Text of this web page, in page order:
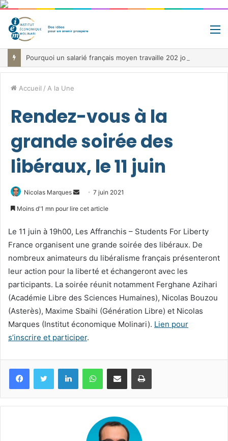
Accueil / A la Une
Rendez-vous à la
grande soirée des
libéraux, le 11 juin
Nicolas Marques
Envoyer7 juin 2021
Moins d'1 mn pour lire cet article
Le 11 juin à 19h00, Les Affranchis – Students For Liberty
France organisent une grande soirée des libéraux. De
nombreux animateurs du libéralisme français présenteront
leur action pour la liberté et échangeront avec les
participants. La soirée réunit notamment Ferghane Azihari
(Académie Libre des Sciences Humaines), Nicolas Bouzou
(Asterès), Maxime Sbaihi (Génération Libre) et Nicolas
Marques (Institut économique Molinari). Lien pour
s’inscrire et participer.
FacebookTwitter LinkedinWhatsApp
Partagez par mail Imprimez